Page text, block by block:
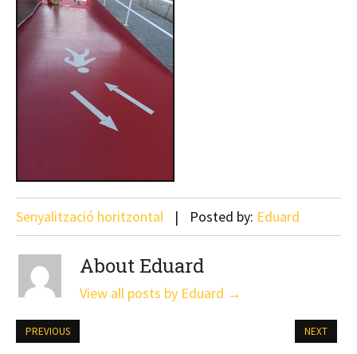
Senyalització horitzontal Posted by: Eduard
About Eduard
View all posts by Eduard →
PREVIOUS NEXT